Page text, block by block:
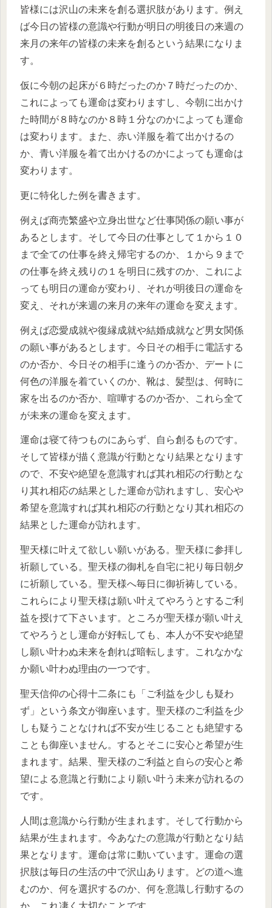
皆様には沢山の未来を創る選択肢があります。例え
ば今日の皆様の意識や行動が明日の明後日の来週の
来月の来年の皆様の未来を創るという結果になりま
す。
仮に今朝の起床が６時だったのか７時だったのか、
これによっても運命は変わりますし、今朝に出かけ
た時間が８時なのか８時１分なのかによっても運命
は変わります。また、赤い洋服を着て出かけるの
か、青い洋服を着て出かけるのかによっても運命は
変わります。
更に特化した例を書きます。
例えば商売繁盛や立身出世など仕事関係の願い事が
あるとします。そして今日の仕事として１から１０
まで全ての仕事を終え帰宅するのか、１から９まで
の仕事を終え残りの１を明日に残すのか、これによ
っても明日の運命が変わり、それが明後日の運命を
変え、それが来週の来月の来年の運命を変えます。
例えば恋愛成就や復縁成就や結婚成就など男女関係
の願い事があるとします。今日その相手に電話する
のか否か、今日その相手に逢うのか否か、デートに
何色の洋服を着ていくのか、靴は、髪型は、何時に
家を出るのか否か、喧嘩するのか否か、これら全て
が未来の運命を変えます。
運命は寝て待つものにあらず、自ら創るものです。
そして皆様が描く意識が行動となり結果となります
ので、不安や絶望を意識すれば其れ相応の行動とな
り其れ相応の結果とした運命が訪れますし、安心や
希望を意識すれば其れ相応の行動となり其れ相応の
結果とした運命が訪れます。
聖天様に叶えて欲しい願いがある。聖天様に参拝し
祈願している。聖天様の御札を自宅に祀り毎日朝夕
に祈願している。聖天様へ毎日に御祈祷している。
これらにより聖天様は願い叶えてやろうとするご利
益を授けて下さいます。ところが聖天様が願い叶え
てやろうとし運命が好転しても、本人が不安や絶望
し願い叶わぬ未来を創れば暗転します。これなかな
か願い叶わぬ理由の一つです。
聖天信仰の心得十二条にも「ご利益を少しも疑わ
ず」という条文が御座います。聖天様のご利益を少
しも疑うことなければ不安が生じることも絶望する
ことも御座いません。するとそこに安心と希望が生
まれます。結果、聖天様のご利益と自らの安心と希
望による意識と行動により願い叶う未来が訪れるの
です。
人間は意識から行動が生まれます。そして行動から
結果が生まれます。今あなたの意識が行動となり結
果となります。運命は常に動いています。運命の選
択肢は毎日の生活の中で沢山あります。どの道へ進
むのか、何を選択するのか、何を意識し行動するの
か、これ凄く大切なことです。